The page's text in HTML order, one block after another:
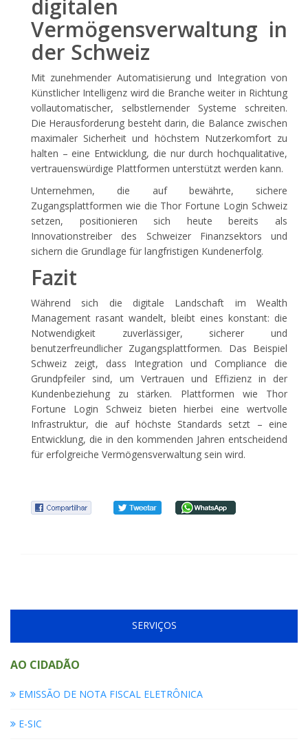
digitalen
Vermögensverwaltung in
der Schweiz
Mit zunehmender Automatisierung und Integration von
Künstlicher Intelligenz wird die Branche weiter in Richtung
vollautomatischer, selbstlernender Systeme schreiten.
Die Herausforderung besteht darin, die Balance zwischen
maximaler Sicherheit und höchstem Nutzerkomfort zu
halten – eine Entwicklung, die nur durch hochqualitative,
vertrauenswürdige Plattformen unterstützt werden kann.
Unternehmen, die auf bewährte, sichere
Zugangsplattformen wie die Thor Fortune Login Schweiz
setzen, positionieren sich heute bereits als
Innovationstreiber des Schweizer Finanzsektors und
sichern die Grundlage für langfristigen Kundenerfolg.
Fazit
Während sich die digitale Landschaft im Wealth
Management rasant wandelt, bleibt eines konstant: die
Notwendigkeit zuverlässiger, sicherer und
benutzerfreundlicher Zugangsplattformen. Das Beispiel
Schweiz zeigt, dass Integration und Compliance die
Grundpfeiler sind, um Vertrauen und Effizienz in der
Kundenbeziehung zu stärken. Plattformen wie Thor
Fortune Login Schweiz bieten hierbei eine wertvolle
Infrastruktur, die auf höchste Standards setzt – eine
Entwicklung, die in den kommenden Jahren entscheidend
für erfolgreiche Vermögensverwaltung sein wird.
SERVIÇOS
AO CIDADÃO
EMISSÃO DE NOTA FISCAL ELETRÔNICA
E-SIC